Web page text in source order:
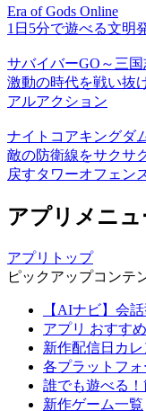
Era of Gods Online
1日5分で遊べる文明
サバイバーGO～三国
激動の時代を戦い抜
アルアクション
ナイトコアキングダ
敵の防衛線をサクサ
戻すタワーオフェン
アプリメニュ
アプリトップ
ピックアップコンテ
【AIナビ】会
アプリ おすす
新作配信日カ
各プラットフ
誰でも遊べる
新作ゲーム一覧